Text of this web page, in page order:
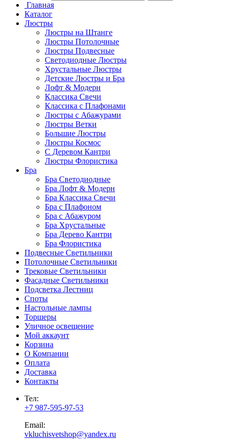
Главная
Каталог
Люстры
Люстры на Штанге
Люстры Потолочные
Люстры Подвесные
Светодиодные Люстры
Хрустальные Люстры
Детские Люстры и Бра
Лофт & Модерн
Классика Свечи
Классика с Плафонами
Люстры с Абажурами
Люстры Ветки
Большие Люстры
Люстры Космос
С Деревом Кантри
Люстры Флористика
Бра
Бра Светодиодные
Бра Лофт & Модерн
Бра Классика Свечи
Бра с Плафоном
Бра с Абажуром
Бра Хрустальные
Бра Дерево Кантри
Бра Флористика
Подвесные Светильники
Потолочные Светильники
Трековые Светильники
Фасадные Светильники
Подсветка Лестниц
Споты
Настольные лампы
Торшеры
Уличное освещение
Мой аккаунт
Корзина
О Компании
Оплата
Доставка
Контакты
Тел:
+7 987-595-97-53
Email:
vkluchisvetshop@yandex.ru